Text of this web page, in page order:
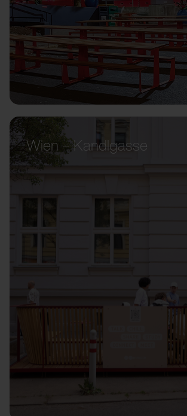
Wien – Kandlgasse